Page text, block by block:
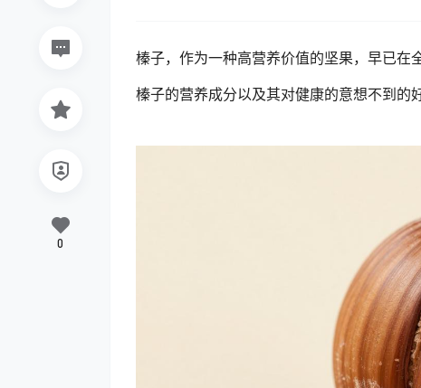
榛子，作为一种高营养价值的坚果，早已在
榛子的营养成分以及其对健康的意想不到的好
0